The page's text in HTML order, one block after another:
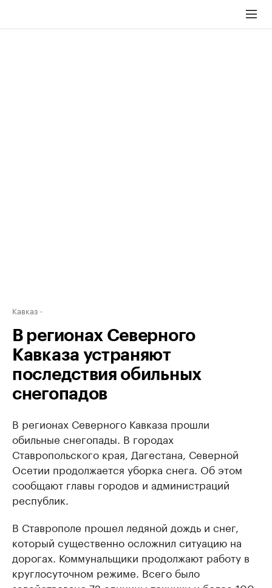
Кавказ
В регионах Северного
Кавказа устраняют
последствия обильных
снегопадов
В регионах Северного Кавказа прошли
обильные снегопады. В городах
Ставропольского края, Дагестана, Северной
Осетии продолжается уборка снега. Об этом
сообщают главы городов и администраций
республик.
В Ставрополе прошел ледяной дождь и снег,
который существенно осложнил ситуацию на
дорогах. Коммунальщики продолжают работу в
круглосуточном режиме. Всего было